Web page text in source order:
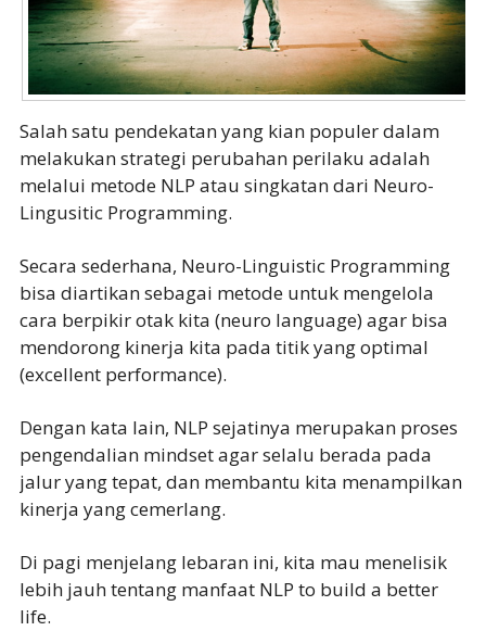
Salah satu pendekatan yang kian populer dalam
melakukan strategi perubahan perilaku adalah
melalui metode NLP atau singkatan dari Neuro-
Lingusitic Programming.
Secara sederhana, Neuro-Linguistic Programming
bisa diartikan sebagai metode untuk mengelola
cara berpikir otak kita (neuro language) agar bisa
mendorong kinerja kita pada titik yang optimal
(excellent performance).
Dengan kata lain, NLP sejatinya merupakan proses
pengendalian mindset agar selalu berada pada
jalur yang tepat, dan membantu kita menampilkan
kinerja yang cemerlang.
Di pagi menjelang lebaran ini, kita mau menelisik
lebih jauh tentang manfaat NLP to build a better
life.